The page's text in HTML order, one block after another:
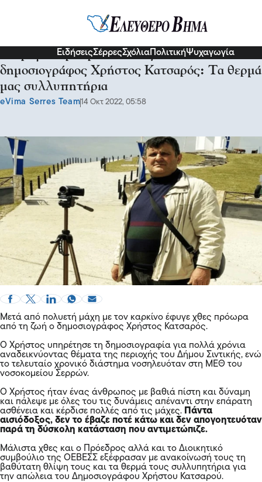
ΕιδήσειςΣέρρεςΣχόλια ΠολιτικήΨυχαγωγία
«Έφυγε» πρόωρα από τη ζωή ο
δημοσιογράφος Χρήστος Κατσαρός: Τα θερμά
μας συλλυπητήρια
eVima Serres Team14 Οκτ 2022, 05:58
Μετά από πολυετή μάχη με τον καρκίνο έφυγε χθες πρόωρα
από τη ζωή ο δημοσιογράφος Χρήστος Κατσαρός.
Ο Χρήστος υπηρέτησε τη δημοσιογραφία για πολλά χρόνια
αναδεικνύοντας θέματα της περιοχής του Δήμου Σιντικής, ενώ
το τελευταίο χρονικό διάστημα νοσηλευόταν στη ΜΕΘ του
νοσοκομείου Σερρών.
Ο Χρήστος ήταν ένας άνθρωπος με βαθιά πίστη και δύναμη
και πάλεψε με όλες του τις δυνάμεις απέναντι στην επάρατη
ασθένεια και κέρδισε πολλές από τις μάχες. Πάντα
αισιόδοξος, δεν το έβαζε ποτέ κάτω και δεν απογοητευόταν
παρά τη δύσκολη κατάσταση που αντιμετώπιζε.
Μάλιστα χθες και ο Πρόεδρος αλλά και το Διοικητικό
συμβούλιο της ΟΕΒΕΣΣ εξέφρασαν με ανακοίνωσή τους τη
βαθύτατη θλίψη τους και τα θερμά τους συλλυπητήρια για
την απώλεια του Δημοσιογράφου Χρήστου Κατσαρού.